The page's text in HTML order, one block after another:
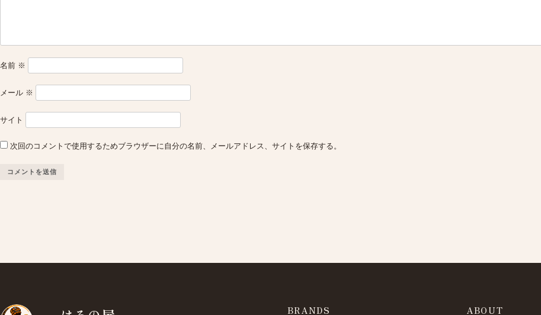
名前 ※
メール ※
サイト
次回のコメントで使用するためブラウザーに自分の名前、メールアドレス、サイトを保存する。
BRANDS ABOUT